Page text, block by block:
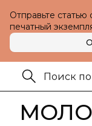
Отправьте
печатный